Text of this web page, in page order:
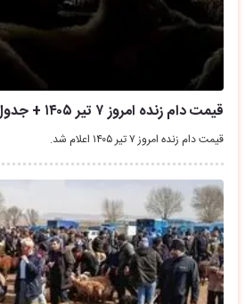
قیمت دام زنده امروز ۷ تیر ۱۴۰۵ + جدول
قیمت دام زنده امروز ۷ تیر ۱۴۰۵ اعلام شد.